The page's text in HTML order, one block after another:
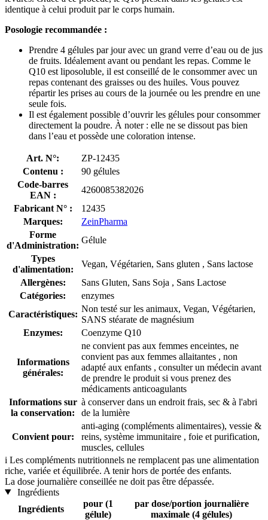
identique à celui produit par le corps humain.
Posologie recommandée :
Prendre 4 gélules par jour avec un grand verre d’eau ou de jus
de fruits. Idéalement avant ou pendant les repas. Comme le
Q10 est liposoluble, il est conseillé de le consommer avec un
repas contenant des graisses ou des huiles. Vous pouvez
répartir les prises au cours de la journée ou les prendre en une
seule fois.
Il est également possible d’ouvrir les gélules pour consommer
directement la poudre. À noter : elle ne se dissout pas bien
dans l’eau et possède une coloration intense.
Art. N°:
ZP-12435
Contenu :
90 gélules
Code-barres
EAN :
4260085382026
Fabricant N° :
12435
Marques:
ZeinPharma
Forme
d'Administration:
Gélule
Types
d'alimentation:
Vegan, Végétarien, Sans gluten , Sans lactose
Allergènes:
Sans Gluten, Sans Soja , Sans Lactose
Catégories:
enzymes
Caractéristiques:
Non testé sur les animaux, Vegan, Végétarien,
SANS stéarate de magnésium
Enzymes:
Coenzyme Q10
Informations
générales:
ne convient pas aux femmes enceintes, ne
convient pas aux femmes allaitantes , non
adapté aux enfants , consulter un médecin avant
de prendre le produit si vous prenez des
médicaments anticoagulants
Informations sur
la conservation:
à conserver dans un endroit frais, sec & à l'abri
de la lumière
Convient pour:
anti-aging (compléments alimentaires), vessie &
reins, système immunitaire , foie et purification,
muscles, cellules
i Les compléments nutritionnels ne remplacent pas une alimentation
riche, variée et équilibrée. A tenir hors de portée des enfants.
La dose journalière conseillée ne doit pas être dépassée.
Ingrédients
Ingrédients
pour (1
gélule)
par dose/portion journalière
maximale (4 gélules)